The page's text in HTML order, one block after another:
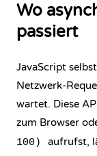
Wo
passiert
JavaScript
Netzwerk-
wartet. Diese
zum Browser
100)
aufrufst,